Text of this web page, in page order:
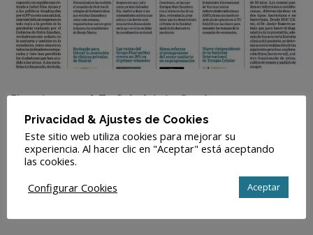
El suplementoA Tu SaluddeLa Razónrecoge
nuestras declaraciones sobre prostatitis, sus síntomas,
causas y las opciones terapéuticas que hay para tratar
esta patología. En este sentido, para la prostatitis
crónica, el tratamiento con ondas de choque puede
mejorar la sintomatología y la calidad de vida de los
Privacidad & Ajustes de Cookies
Este sitio web utiliza cookies para mejorar su
experiencia. Al hacer clic en "Aceptar" está aceptando
las cookies.
Configurar Cookies
Aceptar